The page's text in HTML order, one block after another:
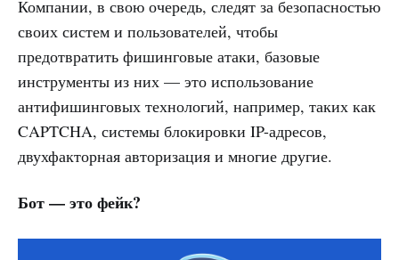
Компании, в свою очередь, следят за безопасностью
своих систем и пользователей, чтобы
предотвратить фишинговые атаки, базовые
инструменты из них — это использование
антифишинговых технологий, например, таких как
CAPTCHA, системы блокировки IP-адресов,
двухфакторная авторизация и многие другие.
Бот — это фейк?